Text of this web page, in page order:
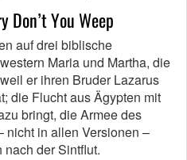
Don’t You Weep
auf drei biblische
Maria und Martha, die
er ihren Bruder Lazarus
die Flucht aus Ägypten mit
bringt, die Armee des
nicht in allen Versionen –
nach der Sintflut.